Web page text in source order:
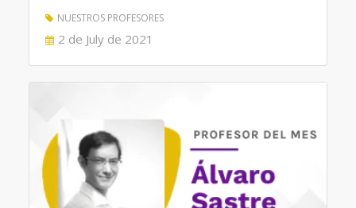
NUESTROS PROFESORES
POSTED
2 de July de 2021